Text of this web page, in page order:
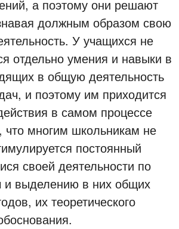
а поэтому они решают
должным образом свою
У учащихся не
отдельно умения и навыки в
в общую деятельность
и поэтому им приходится
в самом процессе
что многим школьникам не
постоянный
своей деятельности по
и выделению в них общих
их теоретического